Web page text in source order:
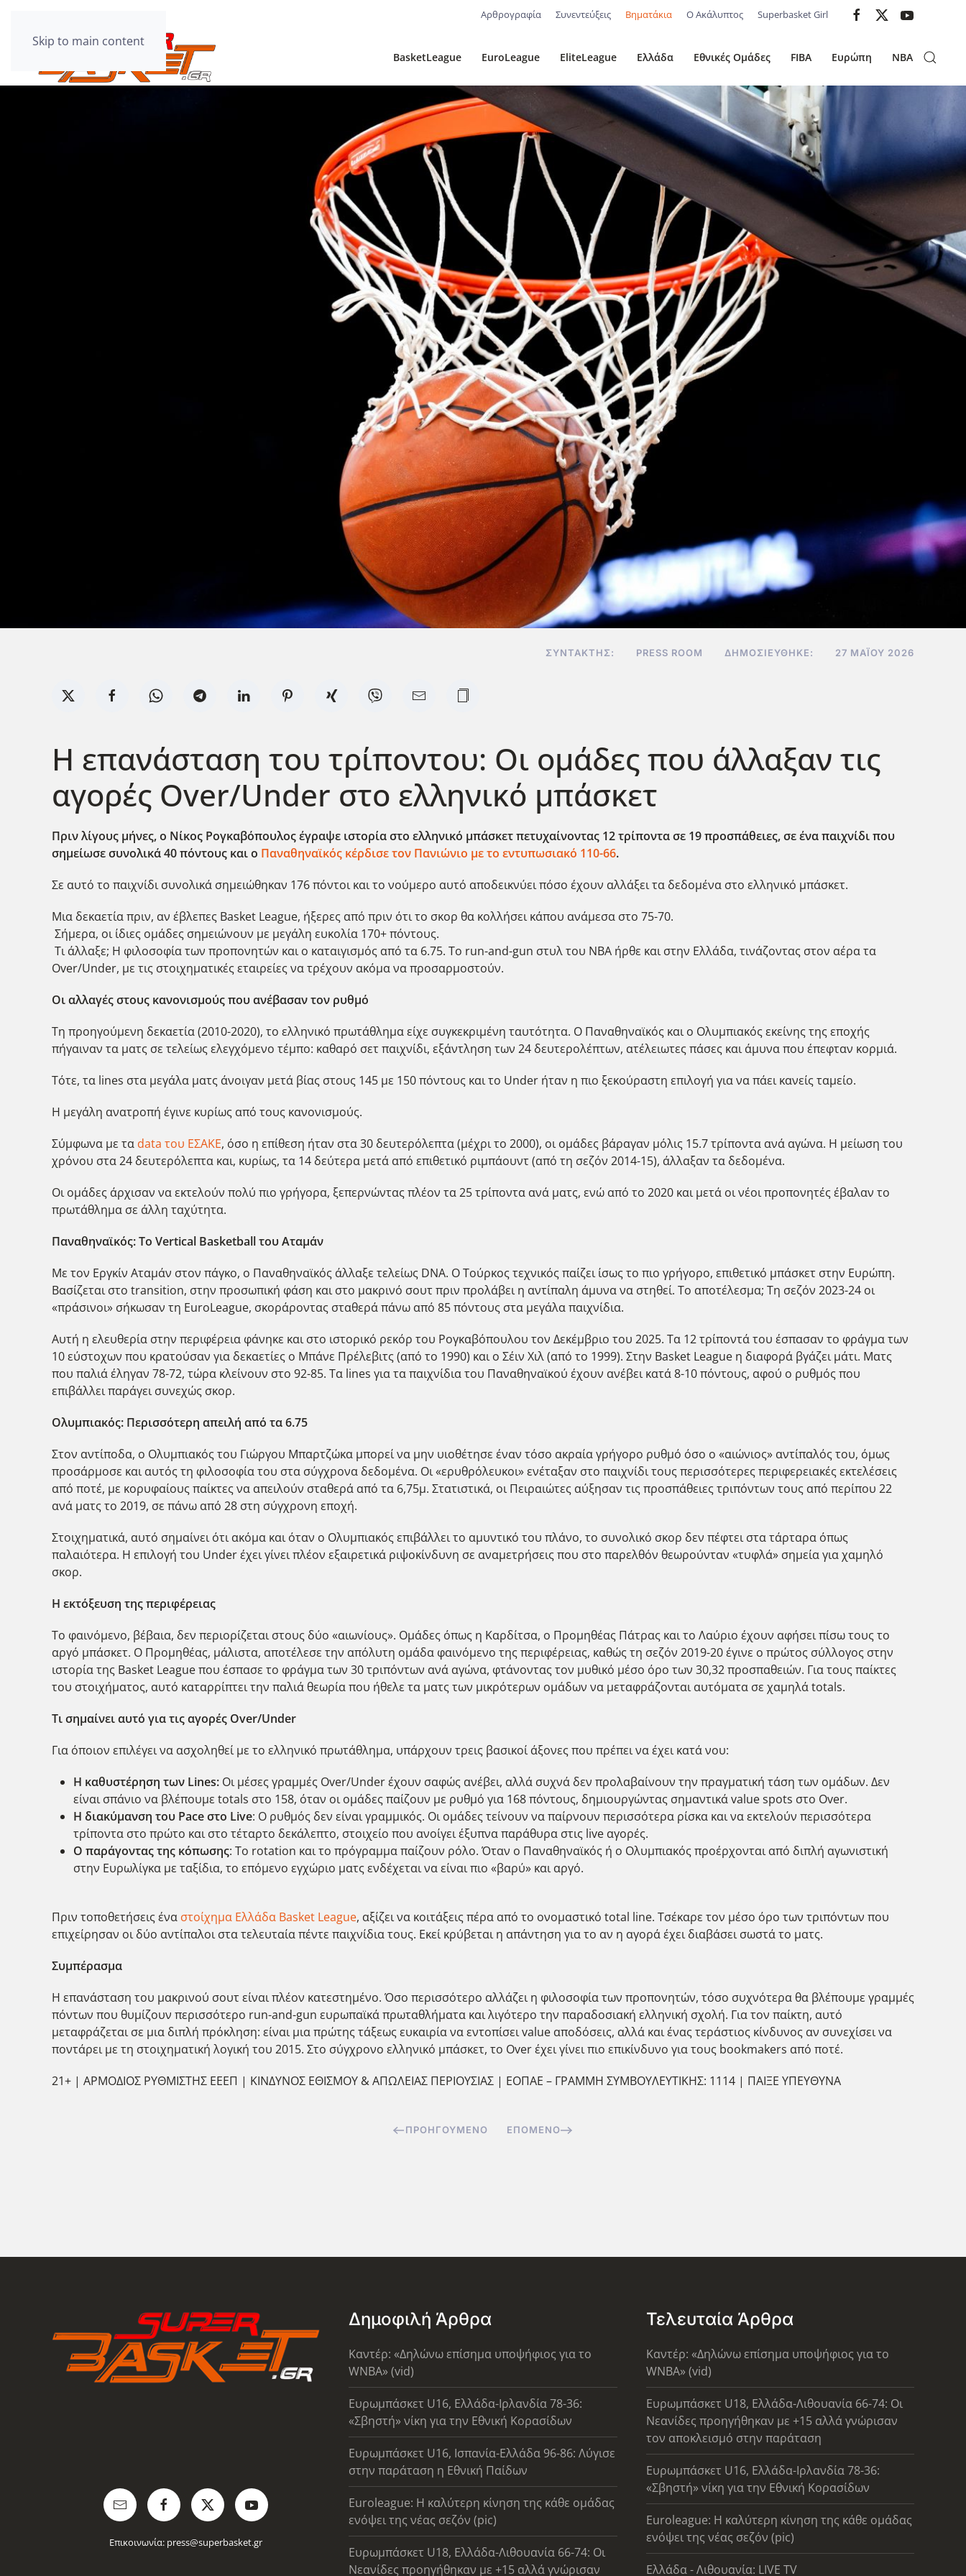
Skip to main content
Αρθρογραφία Συνεντεύξεις Βηματάκια Ο Ακάλυπτος Superbasket Girl
BasketLeague EuroLeague EliteLeague Ελλάδα Εθνικές Ομάδες FIBA Ευρώπη NBA
ΣΥΝΤΆΚΤΗΣ: PRESS ROOM ΔΗΜΟΣΙΕΎΘΗΚΕ: 27 ΜΑΪ́ΟΥ 2026
Η επανάσταση του τρίποντου: Οι ομάδες που άλλαξαν τις
αγορές Over/Under στο ελληνικό μπάσκετ
Πριν λίγους μήνες, ο Νίκος Ρογκαβόπουλος έγραψε ιστορία στο ελληνικό μπάσκετ πετυχαίνοντας 12 τρίποντα σε 19 προσπάθειες, σε ένα παιχνίδι που
σημείωσε συνολικά 40 πόντους και ο Παναθηναϊκός κέρδισε τον Πανιώνιο με το εντυπωσιακό 110-66.
Σε αυτό το παιχνίδι συνολικά σημειώθηκαν 176 πόντοι και το νούμερο αυτό αποδεικνύει πόσο έχουν αλλάξει τα δεδομένα στο ελληνικό μπάσκετ.
Μια δεκαετία πριν, αν έβλεπες Basket League, ήξερες από πριν ότι το σκορ θα κολλήσει κάπου ανάμεσα στο 75-70.
Σήμερα, οι ίδιες ομάδες σημειώνουν με μεγάλη ευκολία 170+ πόντους.
Τι άλλαξε; Η φιλοσοφία των προπονητών και ο καταιγισμός από τα 6.75. Το run-and-gun στυλ του NBA ήρθε και στην Ελλάδα, τινάζοντας στον αέρα τα
Over/Under, με τις στοιχηματικές εταιρείες να τρέχουν ακόμα να προσαρμοστούν.
Οι αλλαγές στους κανονισμούς που ανέβασαν τον ρυθμό
Τη προηγούμενη δεκαετία (2010-2020), το ελληνικό πρωτάθλημα είχε συγκεκριμένη ταυτότητα. Ο Παναθηναϊκός και ο Ολυμπιακός εκείνης της εποχής
πήγαιναν τα ματς σε τελείως ελεγχόμενο τέμπο: καθαρό σετ παιχνίδι, εξάντληση των 24 δευτερολέπτων, ατέλειωτες πάσες και άμυνα που έπεφταν κορμιά.
Τότε, τα lines στα μεγάλα ματς άνοιγαν μετά βίας στους 145 με 150 πόντους και το Under ήταν η πιο ξεκούραστη επιλογή για να πάει κανείς ταμείο.
Η μεγάλη ανατροπή έγινε κυρίως από τους κανονισμούς.
Σύμφωνα με τα data του ΕΣΑΚΕ, όσο η επίθεση ήταν στα 30 δευτερόλεπτα (μέχρι το 2000), οι ομάδες βάραγαν μόλις 15.7 τρίποντα ανά αγώνα. Η μείωση του
χρόνου στα 24 δευτερόλεπτα και, κυρίως, τα 14 δεύτερα μετά από επιθετικό ριμπάουντ (από τη σεζόν 2014-15), άλλαξαν τα δεδομένα.
Οι ομάδες άρχισαν να εκτελούν πολύ πιο γρήγορα, ξεπερνώντας πλέον τα 25 τρίποντα ανά ματς, ενώ από το 2020 και μετά οι νέοι προπονητές έβαλαν το
πρωτάθλημα σε άλλη ταχύτητα.
Παναθηναϊκός: Το Vertical Basketball του Αταμάν
Με τον Εργκίν Αταμάν στον πάγκο, ο Παναθηναϊκός άλλαξε τελείως DNA. Ο Τούρκος τεχνικός παίζει ίσως το πιο γρήγορο, επιθετικό μπάσκετ στην Ευρώπη.
Βασίζεται στο transition, στην προσωπική φάση και στο μακρινό σουτ πριν προλάβει η αντίπαλη άμυνα να στηθεί. Το αποτέλεσμα; Τη σεζόν 2023-24 οι
«πράσινοι» σήκωσαν τη EuroLeague, σκοράροντας σταθερά πάνω από 85 πόντους στα μεγάλα παιχνίδια.
Αυτή η ελευθερία στην περιφέρεια φάνηκε και στο ιστορικό ρεκόρ του Ρογκαβόπουλου τον Δεκέμβριο του 2025. Τα 12 τρίποντά του έσπασαν το φράγμα των
10 εύστοχων που κρατούσαν για δεκαετίες ο Μπάνε Πρέλεβιτς (από το 1990) και ο Σέιν Χιλ (από το 1999). Στην Basket League η διαφορά βγάζει μάτι. Ματς
που παλιά έληγαν 78-72, τώρα κλείνουν στο 92-85. Τα lines για τα παιχνίδια του Παναθηναϊκού έχουν ανέβει κατά 8-10 πόντους, αφού ο ρυθμός που
επιβάλλει παράγει συνεχώς σκορ.
Ολυμπιακός: Περισσότερη απειλή από τα 6.75
Στον αντίποδα, ο Ολυμπιακός του Γιώργου Μπαρτζώκα μπορεί να μην υιοθέτησε έναν τόσο ακραία γρήγορο ρυθμό όσο ο «αιώνιος» αντίπαλός του, όμως
προσάρμοσε και αυτός τη φιλοσοφία του στα σύγχρονα δεδομένα. Οι «ερυθρόλευκοι» ενέταξαν στο παιχνίδι τους περισσότερες περιφερειακές εκτελέσεις
από ποτέ, με κορυφαίους παίκτες να απειλούν σταθερά από τα 6,75μ. Στατιστικά, οι Πειραιώτες αύξησαν τις προσπάθειες τριπόντων τους από περίπου 22
ανά ματς το 2019, σε πάνω από 28 στη σύγχρονη εποχή.
Στοιχηματικά, αυτό σημαίνει ότι ακόμα και όταν ο Ολυμπιακός επιβάλλει το αμυντικό του πλάνο, το συνολικό σκορ δεν πέφτει στα τάρταρα όπως
παλαιότερα. Η επιλογή του Under έχει γίνει πλέον εξαιρετικά ριψοκίνδυνη σε αναμετρήσεις που στο παρελθόν θεωρούνταν «τυφλά» σημεία για χαμηλό
σκορ.
Η εκτόξευση της περιφέρειας
Το φαινόμενο, βέβαια, δεν περιορίζεται στους δύο «αιωνίους». Ομάδες όπως η Καρδίτσα, ο Προμηθέας Πάτρας και το Λαύριο έχουν αφήσει πίσω τους το
αργό μπάσκετ. Ο Προμηθέας, μάλιστα, αποτέλεσε την απόλυτη ομάδα φαινόμενο της περιφέρειας, καθώς τη σεζόν 2019-20 έγινε ο πρώτος σύλλογος στην
ιστορία της Basket League που έσπασε το φράγμα των 30 τριπόντων ανά αγώνα, φτάνοντας τον μυθικό μέσο όρο των 30,32 προσπαθειών. Για τους παίκτες
του στοιχήματος, αυτό καταρρίπτει την παλιά θεωρία που ήθελε τα ματς των μικρότερων ομάδων να μεταφράζονται αυτόματα σε χαμηλά totals.
Τι σημαίνει αυτό για τις αγορές Over/Under
Για όποιον επιλέγει να ασχοληθεί με το ελληνικό πρωτάθλημα, υπάρχουν τρεις βασικοί άξονες που πρέπει να έχει κατά νου:
Η καθυστέρηση των Lines: Οι μέσες γραμμές Over/Under έχουν σαφώς ανέβει, αλλά συχνά δεν προλαβαίνουν την πραγματική τάση των ομάδων. Δεν
είναι σπάνιο να βλέπουμε totals στο 158, όταν οι ομάδες παίζουν με ρυθμό για 168 πόντους, δημιουργώντας σημαντικά value spots στο Over.
Η διακύμανση του Pace στο Live: Ο ρυθμός δεν είναι γραμμικός. Οι ομάδες τείνουν να παίρνουν περισσότερα ρίσκα και να εκτελούν περισσότερα
τρίποντα στο πρώτο και στο τέταρτο δεκάλεπτο, στοιχείο που ανοίγει έξυπνα παράθυρα στις live αγορές.
Ο παράγοντας της κόπωσης: Το rotation και το πρόγραμμα παίζουν ρόλο. Όταν ο Παναθηναϊκός ή ο Ολυμπιακός προέρχονται από διπλή αγωνιστική
στην Ευρωλίγκα με ταξίδια, το επόμενο εγχώριο ματς ενδέχεται να είναι πιο «βαρύ» και αργό.
Πριν τοποθετήσεις ένα στοίχημα Ελλάδα Basket League, αξίζει να κοιτάξεις πέρα από το ονομαστικό total line. Τσέκαρε τον μέσο όρο των τριπόντων που
επιχείρησαν οι δύο αντίπαλοι στα τελευταία πέντε παιχνίδια τους. Εκεί κρύβεται η απάντηση για το αν η αγορά έχει διαβάσει σωστά το ματς.
Συμπέρασμα
Η επανάσταση του μακρινού σουτ είναι πλέον κατεστημένο. Όσο περισσότερο αλλάζει η φιλοσοφία των προπονητών, τόσο συχνότερα θα βλέπουμε γραμμές
πόντων που θυμίζουν περισσότερο run-and-gun ευρωπαϊκά πρωταθλήματα και λιγότερο την παραδοσιακή ελληνική σχολή. Για τον παίκτη, αυτό
μεταφράζεται σε μια διπλή πρόκληση: είναι μια πρώτης τάξεως ευκαιρία να εντοπίσει value αποδόσεις, αλλά και ένας τεράστιος κίνδυνος αν συνεχίσει να
ποντάρει με τη στοιχηματική λογική του 2015. Στο σύγχρονο ελληνικό μπάσκετ, το Over έχει γίνει πιο επικίνδυνο για τους bookmakers από ποτέ.
21+ | ΑΡΜΟΔΙΟΣ ΡΥΘΜΙΣΤΗΣ ΕΕΕΠ | ΚΙΝΔΥΝΟΣ ΕΘΙΣΜΟΥ & ΑΠΩΛΕΙΑΣ ΠΕΡΙΟΥΣΙΑΣ | ΕΟΠΑΕ – ΓΡΑΜΜΗ ΣΥΜΒΟΥΛΕΥΤΙΚΗΣ: 1114 | ΠΑΙΞΕ ΥΠΕΥΘΥΝΑ
ΠΡΟΗΓΟΎΜΕΝΟ ΕΠΌΜΕΝΟ
Επικοινωνία: press@superbasket.gr
Δημοφιλή Άρθρα
Καντέρ: «Δηλώνω επίσημα υποψήφιος για το
WNBA» (vid)
Ευρωμπάσκετ U16, Ελλάδα-Ιρλανδία 78-36:
«Σβηστή» νίκη για την Εθνική Κορασίδων
Ευρωμπάσκετ U16, Ισπανία-Ελλάδα 96-86: Λύγισε
στην παράταση η Εθνική Παίδων
Euroleague: Η καλύτερη κίνηση της κάθε ομάδας
ενόψει της νέας σεζόν (pic)
Ευρωμπάσκετ U18, Ελλάδα-Λιθουανία 66-74: Οι
Νεανίδες προηγήθηκαν με +15 αλλά γνώρισαν
Τελευταία Άρθρα
Καντέρ: «Δηλώνω επίσημα υποψήφιος για το
WNBA» (vid)
Ευρωμπάσκετ U18, Ελλάδα-Λιθουανία 66-74: Οι
Νεανίδες προηγήθηκαν με +15 αλλά γνώρισαν
τον αποκλεισμό στην παράταση
Ευρωμπάσκετ U16, Ελλάδα-Ιρλανδία 78-36:
«Σβηστή» νίκη για την Εθνική Κορασίδων
Euroleague: Η καλύτερη κίνηση της κάθε ομάδας
ενόψει της νέας σεζόν (pic)
Ελλάδα - Λιθουανία: LIVE TV